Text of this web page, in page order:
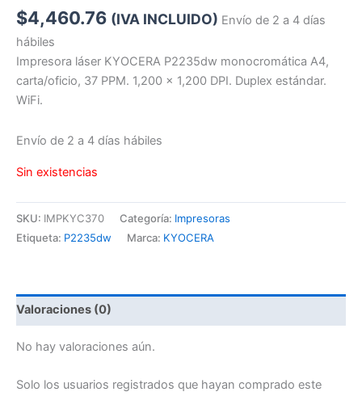
$4,460.76 (IVA INCLUIDO) Envío de 2 a 4 días
hábiles
Impresora láser KYOCERA P2235dw monocromática A4,
carta/oficio, 37 PPM. 1,200 x 1,200 DPI. Duplex estándar.
WiFi.
Envío de 2 a 4 días hábiles
Sin existencias
SKU: IMPKYC370 Categoría: Impresoras
Etiqueta: P2235dw Marca: KYOCERA
Valoraciones (0)
No hay valoraciones aún.
Solo los usuarios registrados que hayan comprado este